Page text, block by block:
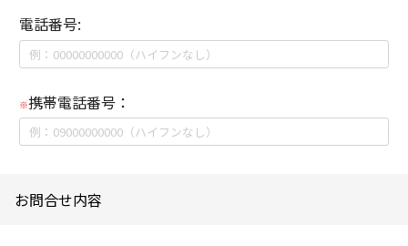
電話番号:
※携帯電話番号：
お問合せ内容